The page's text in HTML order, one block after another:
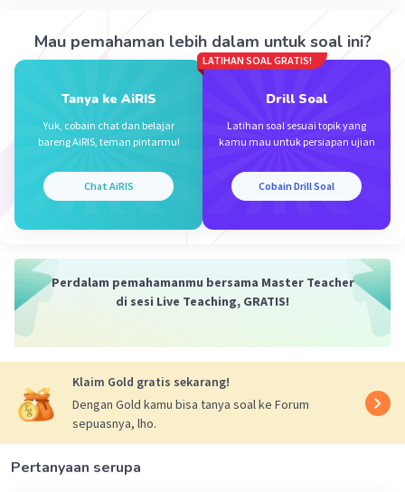
Iklan
Mazaya M Community
Jawaban terverifikasi
ㅤ U₄ = ar³1.200 = 150 . r³
ㅤㅤr³ = 8
ㅤㅤ r = ∛8
Mau pemahaman lebih dalam untuk soal ini?
Tanya ke AiRIS
Yuk, cobain chat dan belajar
bareng AiRIS, teman pintarmu!
Chat AiRIS
LATIHAN SOAL GRATIS!
Drill Soal
Latihan soal sesuai topik yang
kamu mau untuk persiapan ujian
Cobain Drill Soal
Perdalam pemahamanmu bersama Master Teacher
di sesi Live Teaching, GRATIS!
Klaim Gold gratis sekarang!
Dengan Gold kamu bisa tanya soal ke Forum
sepuasnya, lho.
Pertanyaan serupa